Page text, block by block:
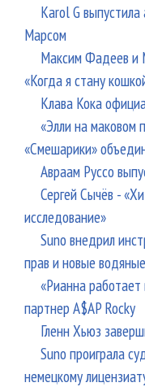
Karol G
Марсом
Максим Фадеев и
«Когда я стану
Клава Кока
«Элли на маковом
«Смешарики»
Авраам Руссо
Сергей Сычёв -
исследование»
Suno внедрил
прав и новые
«Рианна работает
партнер A$AP Rocky
Гленн Хьюз
Suno проиграла
немецкому